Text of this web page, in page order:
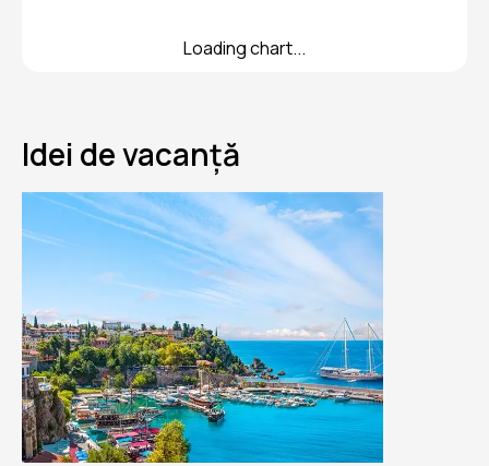
Loading chart...
Idei de vacanță